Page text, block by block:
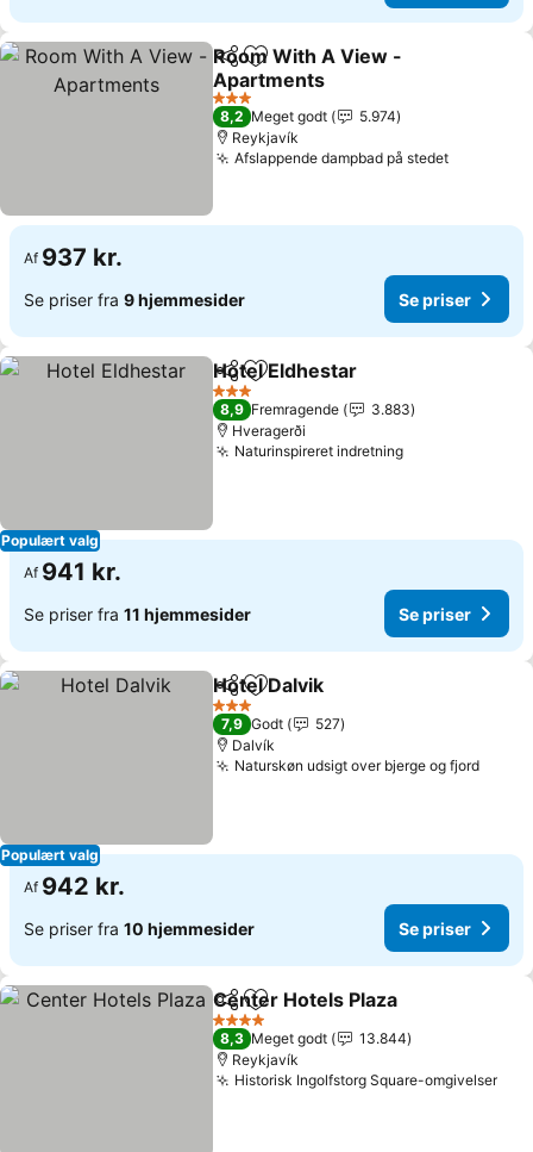
Del Føj til favoritter
Room With A View -
Apartments
3 Stjerner
8,2 Meget godt
5.974
Reykjavík
Afslappende dampbad på stedet
Af 937 kr.
Se priser fra 9 hjemmesider Se priser
Populært valg
Del Føj til favoritter
Hotel Eldhestar
3 Stjerner
8,9 Fremragende
3.883
Hveragerði
Naturinspireret indretning
Af 941 kr.
Se priser fra 11 hjemmesider Se priser
Populært valg
Del Føj til favoritter
Hotel Dalvik
3 Stjerner
7,9 Godt
527
Dalvík
Naturskøn udsigt over bjerge og fjord
Af 942 kr.
Se priser fra 10 hjemmesider Se priser
Del Føj til favoritter
Center Hotels Plaza
4 Stjerner
8,3 Meget godt
13.844
Reykjavík
Historisk Ingolfstorg Square-omgivelser